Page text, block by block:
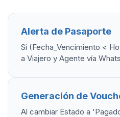
Alerta de Pasaporte
Si (Fecha_Vencimiento <
a Viajero y Agente vía
Generación de
Al cambiar Estado a